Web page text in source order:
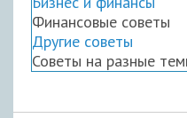
Финансовые советы
Другие советы
Советы на разные